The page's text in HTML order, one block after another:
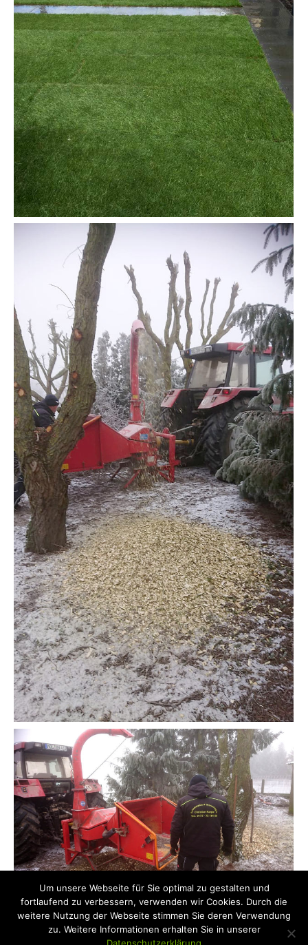
Um unsere Webseite für Sie optimal zu gestalten und
fortlaufend zu verbessern, verwenden wir Cookies. Durch die
weitere Nutzung der Webseite stimmen Sie deren Verwendung
zu. Weitere Informationen erhalten Sie in unserer